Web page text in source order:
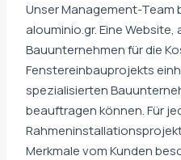
Unser Management-Team
alouminio.gr. Eine
Bauunternehmen für die
Fenstereinbauprojekts
spezialisierten
beauftragen können. Für
Merkmale vom Kunden